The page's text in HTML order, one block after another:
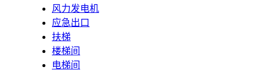
风力发电机
应急出口
扶梯
楼梯间
电梯间